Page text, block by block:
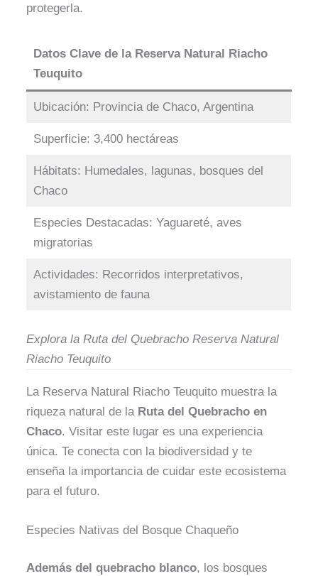
protegerla.
Datos Clave de la Reserva Natural Riacho
Teuquito
Ubicación: Provincia de Chaco, Argentina
Superficie: 3,400 hectáreas
Hábitats: Humedales, lagunas, bosques del
Chaco
Especies Destacadas: Yaguareté, aves
migratorias
Actividades: Recorridos interpretativos,
avistamiento de fauna
Explora la Ruta del Quebracho Reserva Natural
Riacho Teuquito
La Reserva Natural Riacho Teuquito muestra la
riqueza natural de la Ruta del Quebracho en
Chaco. Visitar este lugar es una experiencia
única. Te conecta con la biodiversidad y te
enseña la importancia de cuidar este ecosistema
para el futuro.
Especies Nativas del Bosque Chaqueño
Además del quebracho blanco, los bosques